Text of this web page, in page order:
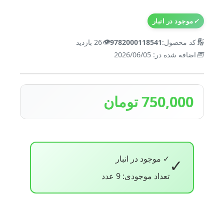
✓موجود در انبار
🔢کد محصول:9782000118541
👁️26 بازدید
📅اضافه شده در: 2026/06/05
750,000 تومان
✓ ✓ موجود در انبار
تعداد موجودی: 9 عدد